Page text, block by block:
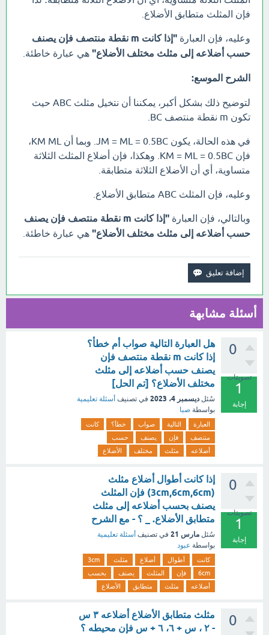
فإن المثلث متطابق الأضلاع.
وعليه، فإن العبارة
"إذا كانت m نقطة منتصف فإن يصنف
حسب أضلاعه إلى مثلث مختلف الأضلاع" هي عبارة خاطئة.
الشرح الموسع:
لتوضيح ذلك بشكل أكبر، يمكننا أن نتخيل مثلث ABC حيث
تكون m نقطة منتصف BC.
في هذه الحالة، يكون JM = ML = 0.5BC. وبما أن KM ML،
فإن KM = ML = 0.5BC. وهكذا، فإن أضلاع المثلث الثلاثة
متساوية، أي أن الأضلاع الثلاثة متطابقة.
وعليه، فإن المثلث ABC متطابق الأضلاع.
وبالتالي، فإن العبارة
"إذا كانت m نقطة منتصف فإن يصنف
حسب أضلاعه إلى مثلث مختلف الأضلاع" هي عبارة خاطئة.
أسئلة مشابهة
0
تصويتات
1
إجابة
هل العبارة التالية صواب أم خطأ؟
إذا كانت m نقطة منتصف فإن
يصنف حسب أضلاعه إلى مثلث
مختلف الأضلاع؟ [تم الحل]
سُئل ديسمبر 4، 2023 في تصنيف أسئلة تعليمية
بواسطة صبا
العبارة التالية صواب خطأ؟
كانت
منتصف
فإن يصنف
حسب
أضلاعه
مثلث مختلف الأضلاع
0
تصويتات
1
إجابة
إذا كانت أطوال أضلاع مثلث
(3cm,6cm,6cm) فإن المثلث
يصنف بحسب أضلاعه إلى مثلث
متطابق الأضلاع. _ ؟ - مع الشرح
سُئل مارس 21 في تصنيف أسئلة تعليمية
بواسطة عبود
كانت أطوال أضلاع مثلث
3cm
6cm
فإن المثلث يصنف
بحسب
أضلاعه
مثلث متطابق الأضلاع
0
مثلث متطابق الأضلاع أضلاعه ٣ س
- ٢ ، س + ٦، ٦ + س فإن محيطه ؟